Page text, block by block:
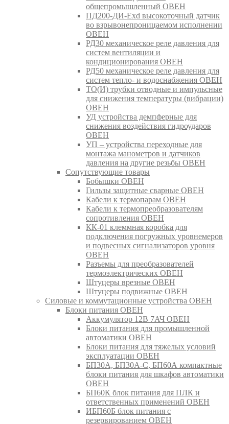
общепромышленный ОВЕН
ПД200-ДИ-Exd высокоточный датчик
во взрывонепроницаемом исполнении
ОВЕН
РД30 механическое реле давления для
систем вентиляции и
кондиционирования ОВЕН
РД50 механическое реле давления для
систем тепло- и водоснабжения ОВЕН
ТО(И) трубки отводные и импульсные
для снижения температуры (вибрации)
ОВЕН
УД устройства демпферные для
снижения воздействия гидроударов
ОВЕН
УП – устройства переходные для
монтажа манометров и датчиков
давления на другие резьбы ОВЕН
Сопутствующие товары
Бобышки ОВЕН
Гильзы защитные сварные ОВЕН
Кабели к термопарам ОВЕН
Кабели к термопреобразователям
сопротивления ОВЕН
КК-01 клеммная коробка для
подключения погружных уровнемеров
и подвесных сигнализаторов уровня
ОВЕН
Разъемы для преобразователей
термоэлектрических ОВЕН
Штуцеры врезные ОВЕН
Штуцеры подвижные ОВЕН
Силовые и коммутационные устройства ОВЕН
Блоки питания ОВЕН
Аккумулятор 12В 7АЧ ОВЕН
Блоки питания для промышленной
автоматики ОВЕН
Блоки питания для тяжелых условий
эксплуатации ОВЕН
БП30А, БП30А-С, БП60А компактные
блоки питания для шкафов автоматики
ОВЕН
БП60К блок питания для ПЛК и
ответственных применений ОВЕН
ИБП60Б блок питания с
резервированием ОВЕН